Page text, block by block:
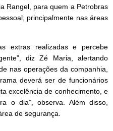
Rangel, para quem a Petrobras
principalmente nas áreas
extras realizadas e percebe
diz Zé Maria, alertando
nas operações da companhia,
deverá ser de funcionários
excelência de conhecimento, e
o dia”, observa. Além disso,
de segurança.